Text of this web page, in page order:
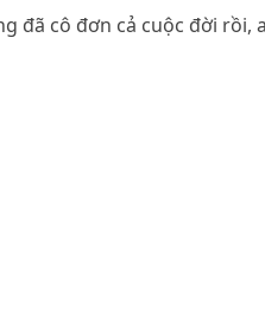
đã cô đơn cả cuộc đời rồi,